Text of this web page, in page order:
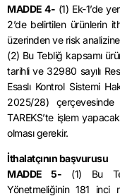
MADDE 4- (1) Ek-1’de
2’de belirtilen ürünlerin
üzerinden ve risk analizine
(2) Bu Tebliğ kapsamı
tarihli ve 32980 sayılı
Esaslı Kontrol Sistemi
2025/28) çerçevesinde
TAREKS’te işlem
olması gerekir.
İthalatçının başvurusu
MADDE 5- (1) Bu
Yönetmeliğinin 181 inci